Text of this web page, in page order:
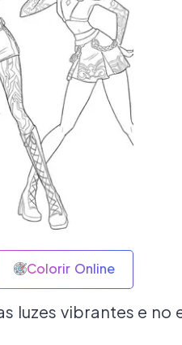
Colorir Online
luzes vibrantes e no